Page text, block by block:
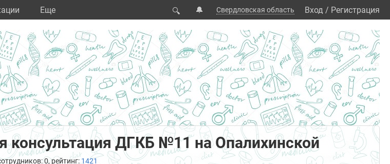
Eще 🔍 🔔 Свердловская область Вход / Регистрация
консультация ДГКБ №11 на Опалихинской
0, рейтинг: 1421